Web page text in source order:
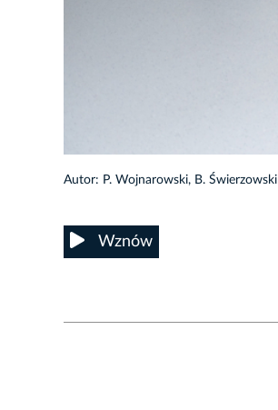
Autor: P. Wojnarowski, B. Świerzowski
Wznów